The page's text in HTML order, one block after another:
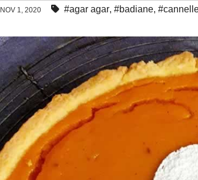
NOV 1, 2020 #agar agar, #badiane,